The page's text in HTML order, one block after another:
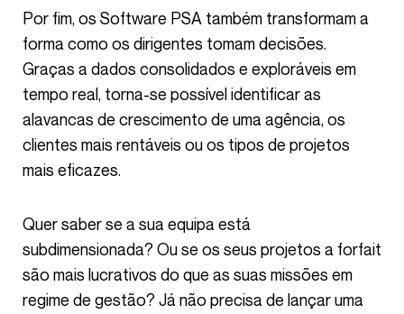
Por fim, os Software PSA também transformam a
forma como os dirigentes tomam decisões.
Graças a dados consolidados e exploráveis em
tempo real, torna-se possível identificar as
alavancas de crescimento de uma agência, os
clientes mais rentáveis ou os tipos de projetos
mais eficazes.
Quer saber se a sua equipa está
subdimensionada? Ou se os seus projetos a forfait
são mais lucrativos do que as suas missões em
regime de gestão? Já não precisa de lançar uma